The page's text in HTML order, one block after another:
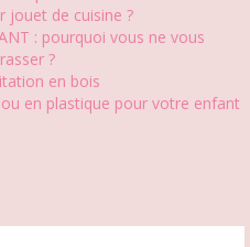
jouet de cuisine ?
: pourquoi vous ne vous
?
en bois
en plastique pour votre enfant